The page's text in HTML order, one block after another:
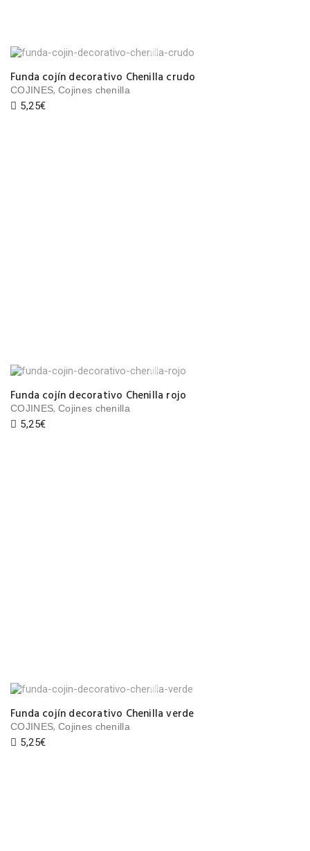
Funda cojín decorativo Chenilla crudo
COJINES,Cojines chenilla
5,25€
Funda cojín decorativo Chenilla rojo
COJINES,Cojines chenilla
5,25€
Funda cojín decorativo Chenilla verde
COJINES,Cojines chenilla
5,25€